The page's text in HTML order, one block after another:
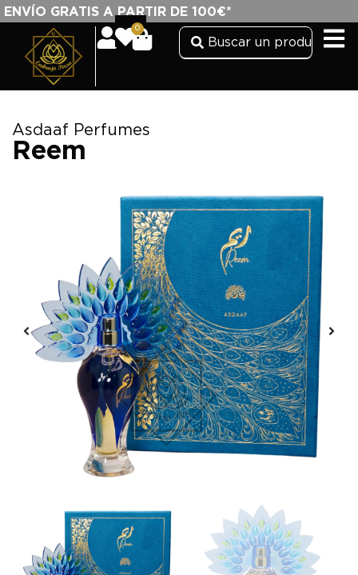
ENVÍO GRATIS A PARTIR DE 100€*
0
Asdaaf Perfumes
Reem